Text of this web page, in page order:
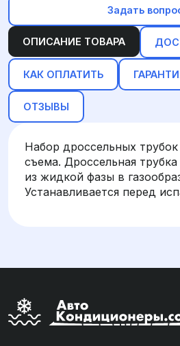
ОПИСАНИЕ ТОВАРА
КАК ОПЛАТИТЬ
ОТЗЫВЫ
Набор дроссельных
съема. Дроссельная
из жидкой фазы в
Устанавливается перед
Задать